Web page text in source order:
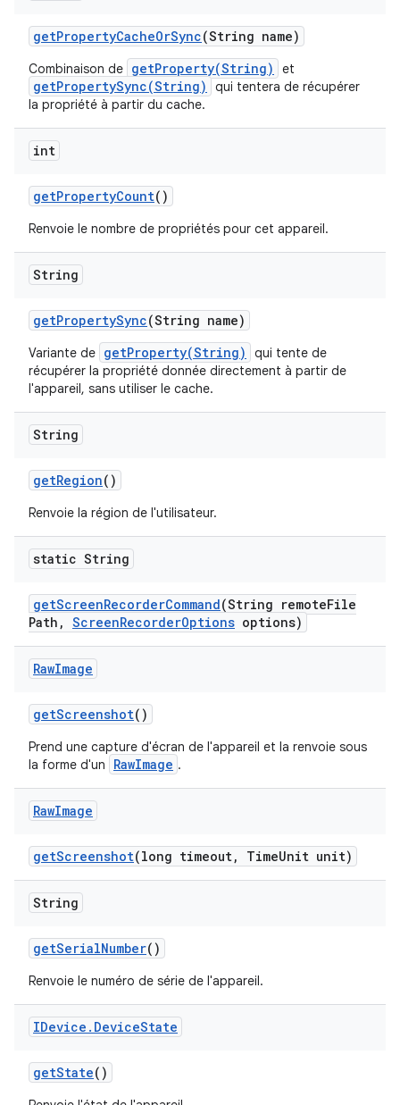
getPropertyCacheOrSync(String name)
Combinaison de getProperty(String) et
getPropertySync(String)
qui tentera de récupérer
la propriété à partir du cache.
int
getPropertyCount()
Renvoie le nombre de propriétés pour cet appareil.
String
getPropertySync(String name)
Variante de getProperty(String)
qui tente de
récupérer la propriété donnée directement à partir de
l'appareil, sans utiliser le cache.
String
getRegion()
Renvoie la région de l'utilisateur.
static String
getScreenRecorderCommand(String remoteFile
Path , ScreenRecorderOptions options)
RawImage
getScreenshot()
Prend une capture d'écran de l'appareil et la renvoie sous
la forme d'un
RawImage .
RawImage
getScreenshot(long timeout, TimeUnit unit)
String
getSerialNumber()
Renvoie le numéro de série de l'appareil.
IDevice . DeviceState
getState()